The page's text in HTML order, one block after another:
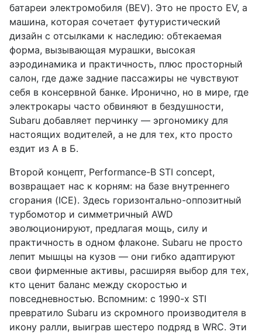
батареи электромобиля (BEV). Это не просто EV, а
машина, которая сочетает футуристический
дизайн с отсылками к наследию: обтекаемая
форма, вызывающая мурашки, высокая
аэродинамика и практичность, плюс просторный
салон, где даже задние пассажиры не чувствуют
себя в консервной банке. Иронично, но в мире, где
электрокары часто обвиняют в бездушности,
Subaru добавляет перчинку — эргономику для
настоящих водителей, а не для тех, кто просто
ездит из А в Б.
Второй концепт, Performance-B STI concept,
возвращает нас к корням: на базе внутреннего
сгорания (ICE). Здесь горизонтально-оппозитный
турбомотор и симметричный AWD
эволюционируют, предлагая мощь, силу и
практичность в одном флаконе. Subaru не просто
лепит мышцы на кузов — они гибко адаптируют
свои фирменные активы, расширяя выбор для тех,
кто ценит баланс между скоростью и
повседневностью. Вспомним: с 1990-х STI
превратило Subaru из скромного производителя в
икону ралли, выиграв шестеро подряд в WRC. Эти